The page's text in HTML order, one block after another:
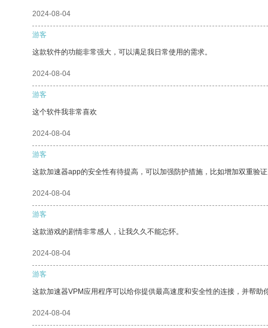
2024-08-04
游客
这款软件的功能非常强大，可以满足我日常使用的需求。
2024-08-04
游客
这个软件我非常喜欢
2024-08-04
游客
这款加速器app的安全性有待提高，可以加强防护措施，比如增加双重验证
2024-08-04
游客
这款游戏的剧情非常感人，让我久久不能忘怀。
2024-08-04
游客
这款加速器VPM应用程序可以给你提供最高速度和安全性的连接，并帮助
2024-08-04